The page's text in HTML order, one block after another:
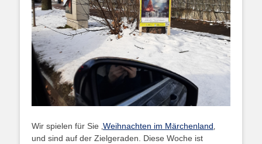
Wir spielen für Sie ‚ Weihnachten im Märchenland
und sind auf der Zielgeraden. Diese Woche ist